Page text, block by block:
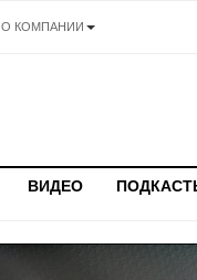
О КОМПАНИИ
ВИДЕО